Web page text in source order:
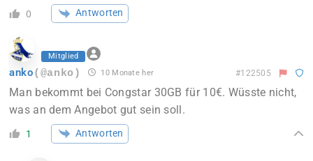
0 Antworten
Mitglied
anko(@anko) 10 Monate her #122505
Man bekommt bei Congstar 30GB für 10€. Wüsste nicht,
was an dem Angebot gut sein soll.
1 Antworten